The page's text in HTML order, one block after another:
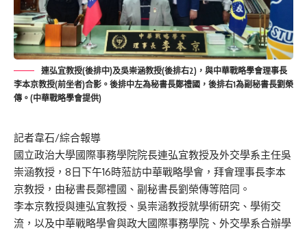
連弘宜教授(後排中)及吳崇涵教授(後排右2)，與中華戰略學會理事長
李本京教授(前坐者)合影。後排中左為秘書長鄭禮國，後排右1為副秘書長劉榮
傳。(中華戰略學會提供)
記者韋石/綜合報導
國立政治大學國際事務學院院長連弘宜教授及外交學系主任吳
崇涵教授，8日下午16時蒞訪中華戰略學會，拜會理事長李本
京教授，由秘書長鄭禮國、副秘書長劉榮傳等陪同。
李本京教授與連弘宜教授、吳崇涵教授就學術研究、學術交
流，以及中華戰略學會與政大國際事務學院、外交學系合辦學